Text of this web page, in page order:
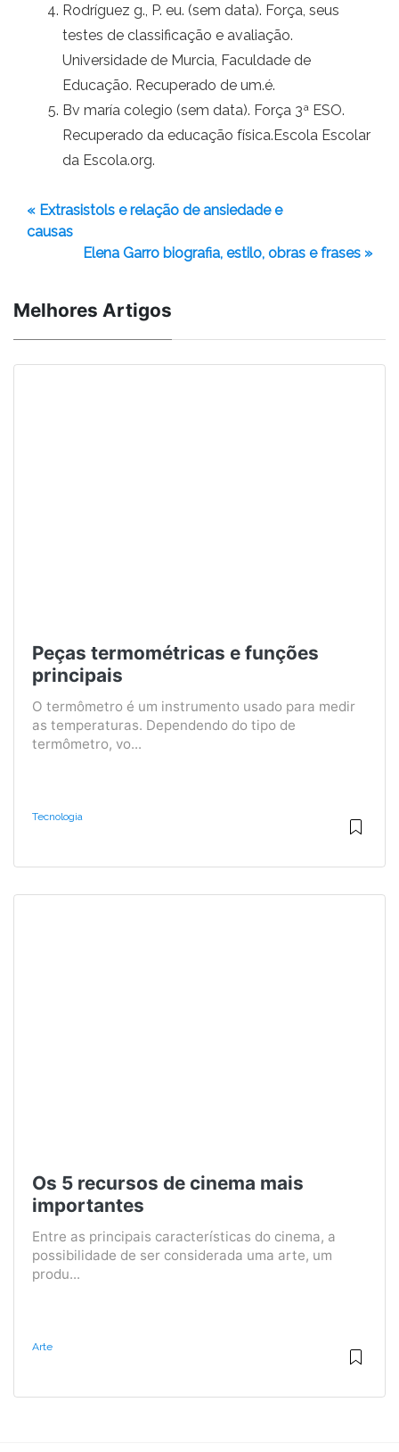
Rodríguez g., P. eu. (sem data). Força, seus
testes de classificação e avaliação.
Universidade de Murcia, Faculdade de
Educação. Recuperado de um.é.
Bv maría colegio (sem data). Força 3ª ESO.
Recuperado da educação física.Escola Escolar
da Escola.org.
« Extrasistols e relação de ansiedade e
causas
Elena Garro biografia, estilo, obras e frases »
Melhores Artigos
Peças termométricas e funções
principais
O termômetro é um instrumento usado para medir
as temperaturas. Dependendo do tipo de
termômetro, vo...
Tecnologia
Os 5 recursos de cinema mais
importantes
Entre as principais características do cinema, a
possibilidade de ser considerada uma arte, um
produ...
Arte